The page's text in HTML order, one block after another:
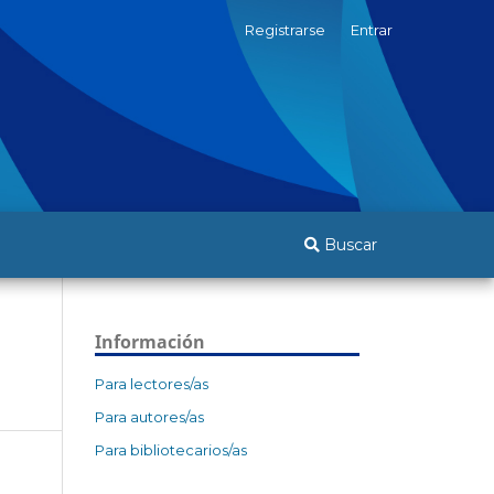
Buscar
Registrarse Entrar
Información
Para lectores/as
Para autores/as
Para bibliotecarios/as